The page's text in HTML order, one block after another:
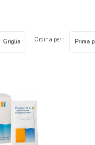
Ordina per :